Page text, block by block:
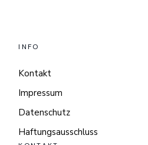
INFO
Kontakt
Impressum
Datenschutz
Haftungsausschluss